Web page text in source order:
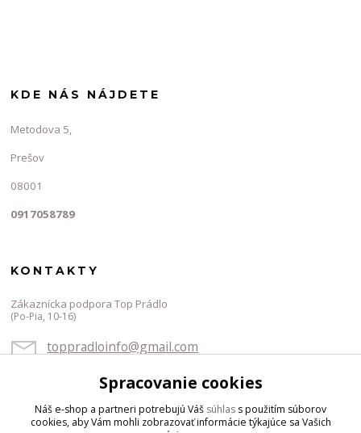
KDE NÁS NÁJDETE
Metodova 5,
Prešov
08001
0917058789
KONTAKTY
Zákaznícka podpora Top Prádlo
(Po-Pia, 10-16)
toppradloinfo@gmail.com
Spracovanie cookies
Náš e-shop a partneri potrebujú Váš súhlas s použitím súborov
cookies, aby Vám mohli zobrazovať informácie týkajúce sa Vašich